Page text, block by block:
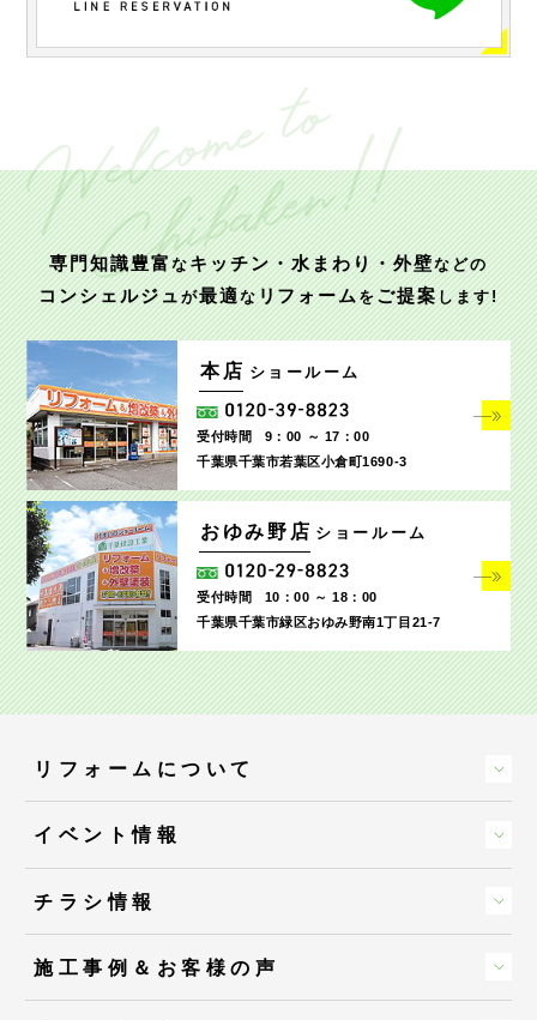
専門知識豊富なキッチン・水まわり・外壁などの
コンシェルジュが最適なリフォームをご提案します!
本店 ショールーム
受付時間
9：00 ～ 17：00
千葉県千葉市若葉区小倉町1690‐3
おゆみ野店 ショールーム
受付時間
10：00 ～ 18：00
千葉県千葉市緑区おゆみ野南1丁目21-7
リフォームについて
イベント情報
チラシ情報
施工事例＆お客様の声